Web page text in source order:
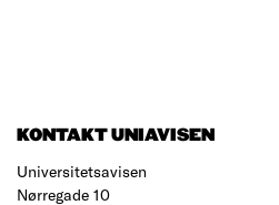
KONTAKT UNIAVISEN
Universitetsavisen
Nørregade 10